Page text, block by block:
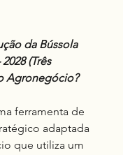
de 5 estrelas.
da Bússola
(Três
Agronegócio?
ferramenta de
adaptada
que utiliza um